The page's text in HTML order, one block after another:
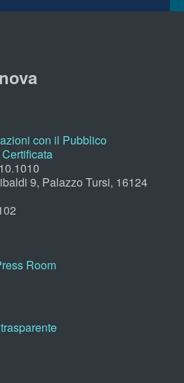
con il Pubblico
9, Palazzo Tursi, 16124
Room